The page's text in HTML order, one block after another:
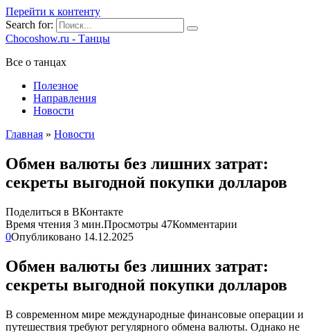
Перейти к контенту
Search for:
Chocoshow.ru - Танцы
Все о танцах
Полезное
Направления
Новости
Главная » Новости
Обмен валюты без лишних затрат:
секреты выгодной покупки долларов
Поделиться в ВКонтакте
Время чтения 3 мин.Просмотры 47Комментарии
0Опубликовано 14.12.2025
Обмен валюты без лишних затрат:
секреты выгодной покупки долларов
В современном мире международные финансовые операции и
путешествия требуют регулярного обмена валюты. Однако не